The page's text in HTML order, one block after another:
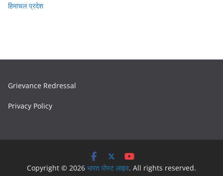
हिमाचल प्रदेश
Grievance Redressal
Privacy Policy
Copyright © 2026 भारत पोस्ट लाइव. All rights reserved.